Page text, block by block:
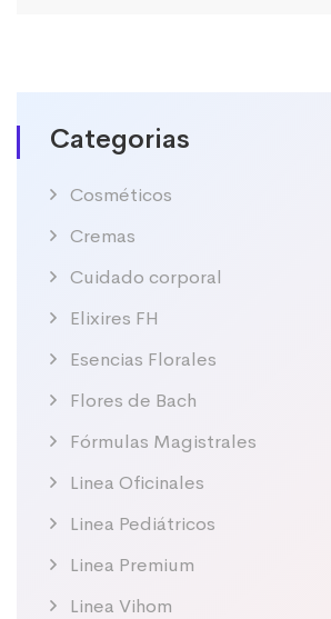
Categorias
Cosméticos
Cremas
Cuidado corporal
Elixires FH
Esencias Florales
Flores de Bach
Fórmulas Magistrales
Linea Oficinales
Linea Pediátricos
Linea Premium
Linea Vihom